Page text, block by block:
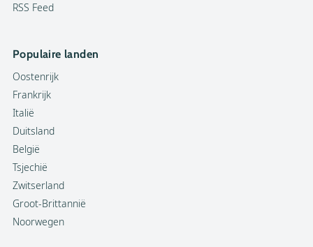
RSS Feed
Populaire landen
Oostenrijk
Frankrijk
Italië
Duitsland
België
Tsjechië
Zwitserland
Groot-Brittannië
Noorwegen